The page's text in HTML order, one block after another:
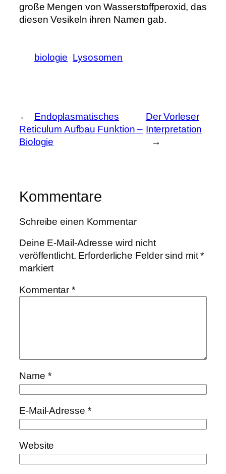
große Mengen von Wasserstoffperoxid, das
diesen Vesikeln ihren Namen gab.
biologie Lysosomen
←
Endoplasmatisches
Reticulum Aufbau Funktion –
Biologie
Der Vorleser
Interpretation
→
Kommentare
Schreibe einen Kommentar
Deine E-Mail-Adresse wird nicht
veröffentlicht. Erforderliche Felder sind mit*
markiert
Kommentar*
Name *
E-Mail-Adresse *
Website